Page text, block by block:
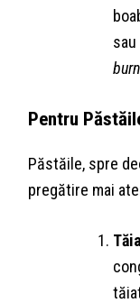
burn
Pentru
Păstăile, spre
pregătire mai